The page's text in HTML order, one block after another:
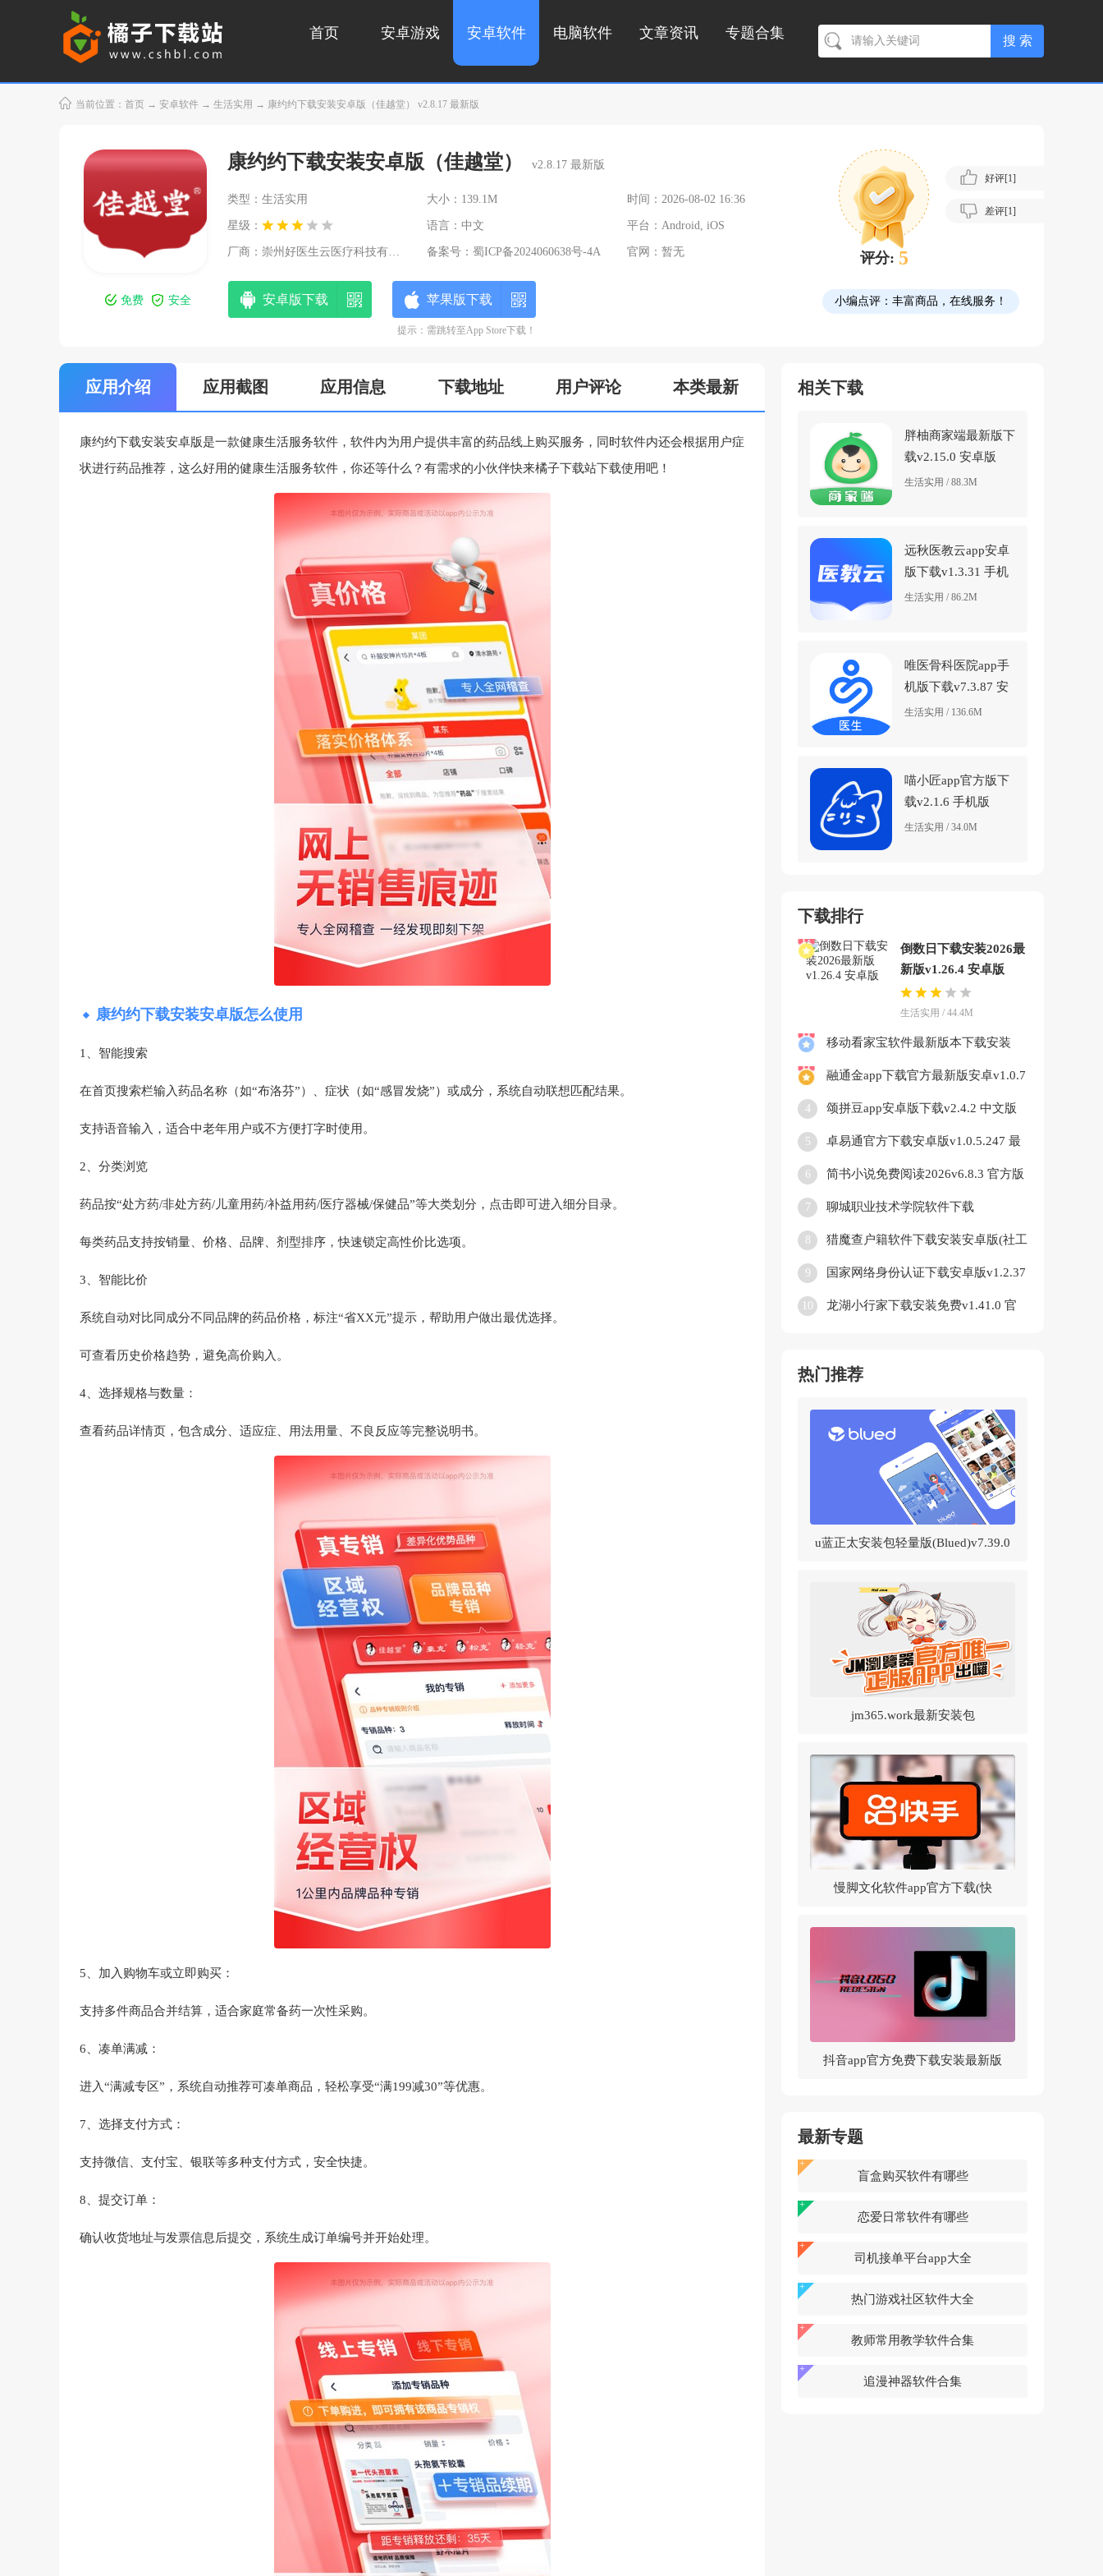
首页 安卓游戏 安卓软件 电脑软件 文章资讯 专题合集
当前位置： 首页 → 安卓软件 → 生活实用 → 康约约下载安装安卓版（佳越堂） v2.8.17 最新版
康约约下载安装安卓版（佳越堂） v2.8.17 最新版
类型：生活实用 大小：139.1M 时间：2026-08-02 16:36
星级： 语言：中文 平台：Android, iOS
厂商： 崇州好医生云医疗科技有限公司 备案号：蜀ICP备2024060638号-4A 官网：暂无 评分: 5
好评[1]
差评[1]
免费 安全 安卓版下载 小编点评： 丰富商品，在线服务！
苹果版下载
提示：需跳转至App Store下载！
应用介绍 应用截图 应用信息 下载地址 用户评论 本类最新
康约约下载安装安卓版是一款健康生活服务软件，软件内为用户提供丰富的药品线上购买服务，同时软件内还会根据用户症
状进行药品推荐，这么好用的健康生活服务软件，你还等什么？有需求的小伙伴快来橘子下载站下载使用吧！
康约约下载安装安卓版怎么使用
1、智能搜索‌
在首页搜索栏输入药品名称（如“布洛芬”）、症状（如“感冒发烧”）或成分，系统自动联想匹配结果。
支持语音输入，适合中老年用户或不方便打字时使用。
2、分类浏览‌
药品按“‌处方药/非处方药/儿童用药/补益用药/医疗器械/保健品‌”等大类划分，点击即可进入细分目录。
每类药品支持按‌销量、价格、品牌、剂型‌排序，快速锁定高性价比选项。
3、智能比价‌
系统自动对比同成分不同品牌的药品价格，标注“‌省XX元‌”提示，帮助用户做出最优选择。
可查看历史价格趋势，避免高价购入。
4、选择规格与数量‌：
查看药品详情页，包含成分、适应症、用法用量、不良反应等完整说明书。
5、加入购物车或立即购买‌：
支持多件商品合并结算，适合家庭常备药一次性采购。
6、凑单满减‌：
进入“满减专区”，系统自动推荐可凑单商品，轻松享受“满199减30”等优惠。
7、选择支付方式‌：
支持微信、支付宝、银联等多种支付方式，安全快捷。
8、提交订单‌：
确认收货地址与发票信息后提交，系统生成订单编号并开始处理。
相关下载
胖柚商家端最新版下
载v2.15.0 安卓版
生活实用 / 88.3M
远秋医教云app安卓
版下载v1.3.31 手机
版
生活实用 / 86.2M
唯医骨科医院app手
机版下载v7.3.87 安
卓版
生活实用 / 136.6M
喵小匠app官方版下
载v2.1.6 手机版
生活实用 / 34.0M
下载排行
倒数日下载安装2026最
新版v1.26.4 安卓版
生活实用 / 44.4M
移动看家宝软件最新版本下载安装
融通金app下载官方最新版安卓v1.0.7
4 颂拼豆app安卓版下载v2.4.2 中文版
5
卓易通官方下载安卓版v1.0.5.247 最
6 简书小说免费阅读2026v6.8.3 官方版
7
聊城职业技术学院软件下载
8
猎魔查户籍软件下载安装安卓版(社工
9
国家网络身份认证下载安卓版v1.2.37
10
龙湖小行家下载安装免费v1.41.0 官
热门推荐
u蓝正太安装包轻量版(Blued)v7.39.0
jm365.work最新安装包
v1.8.2(JMComic2)v1.8.2 官方正版
慢脚文化软件app官方下载(快
手)v14.0.30.46307 官方版
抖音app官方免费下载安装最新版
最新专题
盲盒购买软件有哪些
恋爱日常软件有哪些
司机接单平台app大全
热门游戏社区软件大全
教师常用教学软件合集
追漫神器软件合集